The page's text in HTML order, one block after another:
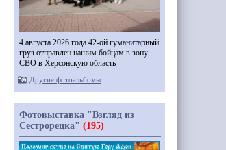
4 августа 2026 года 42-ой гуманитарный
груз отправлен нашим бойцам в зону
СВО в Херсонскую область
Другие фотоальбомы
Фотовыставка "Взгляд из
Сестрорецка" (195)